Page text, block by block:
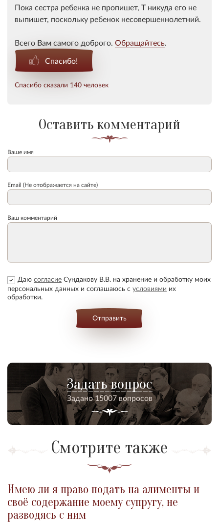
Пока сестра ребенка не пропишет, Т никуда его не
выпишет, поскольку ребенок несовершеннолетний.
Всего Вам самого доброго. Обращайтесь.
Спасибо!
Спасибо сказали 140 человек
Оставить комментарий
Ваше имя
Email (Не отображается на сайте)
Ваш комментарий
Даю согласие Сундакову В.В. на хранение и обработку моих
персональных данных и соглашаюсь с условиями их
обработки.
Отправить
Задать вопрос
Задано 15007 вопросов
Смотрите также
Имею ли я право подать на алименты и
своё содержание моему супругу, не
разводясь с ним